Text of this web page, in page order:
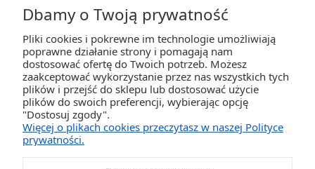
ZAKUPY
POMOC
Dbamy o Twoją prywatność
Pliki cookies i pokrewne im technologie umożliwiają
poprawne działanie strony i pomagają nam
dostosować ofertę do Twoich potrzeb. Możesz
zaakceptować wykorzystanie przez nas wszystkich tych
plików i przejść do sklepu lub dostosować użycie
plików do swoich preferencji, wybierając opcję
"Dostosuj zgody".
Więcej o plikach cookies przeczytasz w naszej Polityce
prywatności.